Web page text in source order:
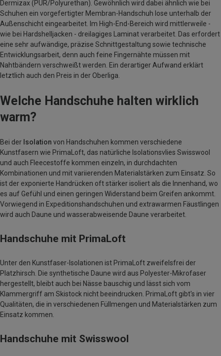
Dermizax (PUR/Polyurethan). Gewöhnlich wird dabei ähnlich wie bei
Schuhen ein vorgefertigter Membran-Handschuh lose unterhalb der
Außenschicht eingearbeitet. Im High-End-Bereich wird mittlerweile -
wie bei Hardshelljacken - dreilagiges Laminat verarbeitet. Das erfordert
eine sehr aufwändige, präzise Schnittgestaltung sowie technische
Entwicklungsarbeit, denn auch feine Fingernähte müssen mit
Nahtbändern verschweißt werden. Ein derartiger Aufwand erklärt
letztlich auch den Preis in der Oberliga.
Welche Handschuhe halten wirklich
warm?
Bei der Isolation von Handschuhen kommen verschiedene
Kunstfasern wie PrimaLoft, das natürliche Isolationsvlies Swisswool
und auch Fleecestoffe kommen einzeln, in durchdachten
Kombinationen und mit variierenden Materialstärken zum Einsatz. So
ist der exponierte Handrücken oft stärker isoliert als die Innenhand, wo
es auf Gefühl und einen geringen Widerstand beim Greifen ankommt.
Vorwiegend in Expeditionshandschuhen und extrawarmen Fäustlingen
wird auch Daune und wasserabweisende Daune verarbeitet.
Handschuhe mit PrimaLoft
Unter den Kunstfaser-Isolationen ist PrimaLoft zweifelsfrei der
Platzhirsch. Die synthetische Daune wird aus Polyester-Mikrofaser
hergestellt, bleibt auch bei Nässe bauschig und lässt sich vom
Klammergriff am Skistock nicht beeindrucken. PrimaLoft gibt's in vier
Qualitäten, die in verschiedenen Füllmengen und Materialstärken zum
Einsatz kommen.
Handschuhe mit Swisswool